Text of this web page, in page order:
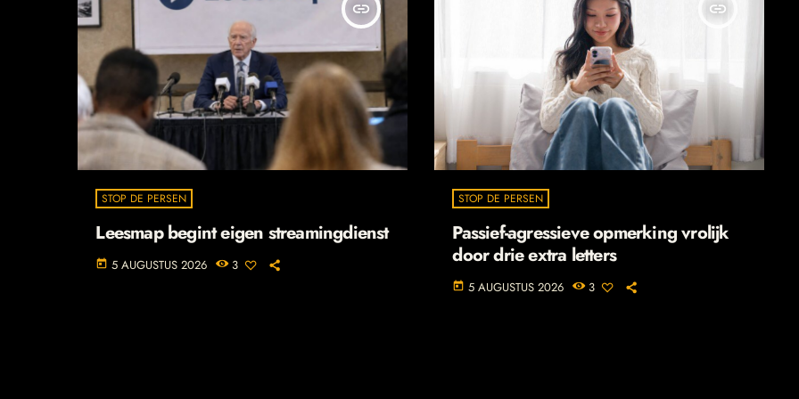
insert_link
STOP DE PERSEN
Leesmap begint eigen streamingdienst
today 5 AUGUSTUS 2026 3
insert_link
STOP DE PERSEN
Passief-agressieve opmerking vrolijk
door drie extra letters
today 5 AUGUSTUS 2026 3